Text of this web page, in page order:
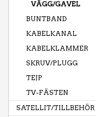
VÄGG/GAVEL
BUNTBAND
KABELKANAL
KABELKLAMMER
SKRUV/PLUGG
TEJP
TV-FÄSTEN
SATELLIT/TILLBEHÖR